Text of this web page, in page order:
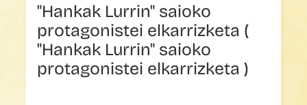
"Hankak Lurrin" saioko
protagonistei elkarrizketa (
"Hankak Lurrin" saioko
protagonistei elkarrizketa )